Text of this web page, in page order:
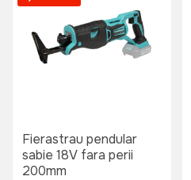
Fierastrau pendular
sabie 18V fara perii
200mm